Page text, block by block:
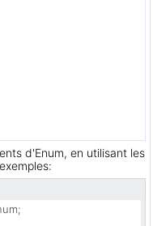
d'Enum, en utilisant les